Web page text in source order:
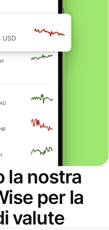
la nostra
per la
valute